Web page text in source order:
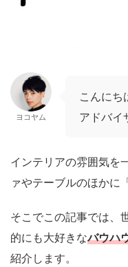
ヨコヤム
こんにち
アドバイ
インテリアの雰囲気を
ァやテーブルのほかに
そこでこの記事では、
的にも大好きなバウハ
紹介します。